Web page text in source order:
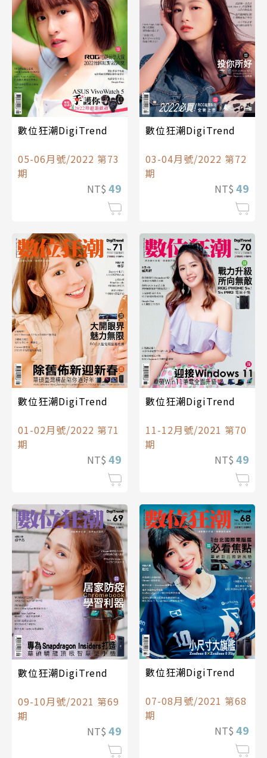
數位狂潮DigiTrend
05-06月號/2022 第73
期
NT$ 49
數位狂潮DigiTrend
03-04月號/2022 第72
期
NT$ 49
數位狂潮DigiTrend
01-02月號/2022 第71
期
NT$ 49
數位狂潮DigiTrend
11-12月號/2021 第70
期
NT$ 49
數位狂潮DigiTrend
09-10月號/2021 第69
期
NT$ 49
數位狂潮DigiTrend
07-08月號/2021 第68
期
NT$ 49